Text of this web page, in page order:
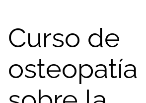
Curso de
osteopatía